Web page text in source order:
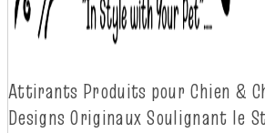
Attirants Produits pour Chien &
Designs Originaux Soulignant le